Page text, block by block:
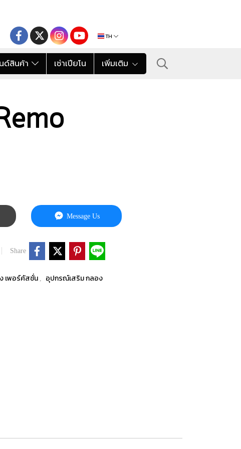
TH
ด์สินค้า เช่าเปียโน เพิ่มเติม
Message Us
Share
เพอร์คัสชั่น อุปกรณ์เสริม กลอง